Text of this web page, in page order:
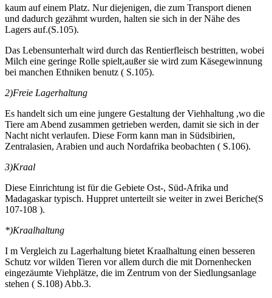
kaum auf einem Platz. Nur diejenigen, die zum Transport dienen
und dadurch gezähmt wurden, halten sie sich in der Nähe des
Lagers auf.(S.105).
Das Lebensunterhalt wird durch das Rentierfleisch bestritten, wobei
Milch eine geringe Rolle spielt,außer sie wird zum Käsegewinnung
bei manchen Ethniken benutz ( S.105).
2)Freie Lagerhaltung
Es handelt sich um eine jungere Gestaltung der Viehhaltung ,wo die
Tiere am Abend zusammen getrieben werden, damit sie sich in der
Nacht nicht verlaufen. Diese Form kann man in Südsibirien,
Zentralasien, Arabien und auch Nordafrika beobachten ( S.106).
3)Kraal
Diese Einrichtung ist für die Gebiete Ost-, Süd-Afrika und
Madagaskar typisch. Huppret unterteilt sie weiter in zwei Beriche(S
107-108 ).
*)Kraalhaltung
I m Vergleich zu Lagerhaltung bietet Kraalhaltung einen besseren
Schutz vor wilden Tieren vor allem durch die mit Dornenhecken
eingezäumte Viehplätze, die im Zentrum von der Siedlungsanlage
stehen ( S.108) Abb.3.